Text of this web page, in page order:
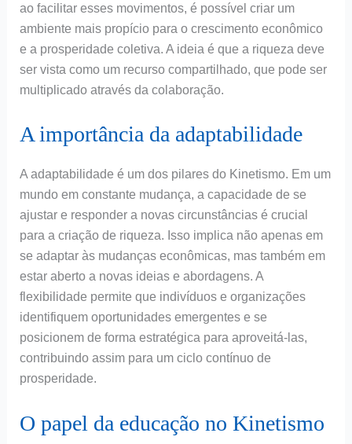
ao facilitar esses movimentos, é possível criar um
ambiente mais propício para o crescimento econômico
e a prosperidade coletiva. A ideia é que a riqueza deve
ser vista como um recurso compartilhado, que pode ser
multiplicado através da colaboração.
A importância da adaptabilidade
A adaptabilidade é um dos pilares do Kinetismo. Em um
mundo em constante mudança, a capacidade de se
ajustar e responder a novas circunstâncias é crucial
para a criação de riqueza. Isso implica não apenas em
se adaptar às mudanças econômicas, mas também em
estar aberto a novas ideias e abordagens. A
flexibilidade permite que indivíduos e organizações
identifiquem oportunidades emergentes e se
posicionem de forma estratégica para aproveitá-las,
contribuindo assim para um ciclo contínuo de
prosperidade.
O papel da educação no Kinetismo